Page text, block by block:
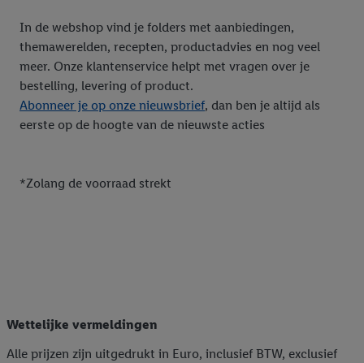
In de webshop vind je folders met aanbiedingen,
themawerelden, recepten, productadvies en nog veel
meer. Onze klantenservice helpt met vragen over je
bestelling, levering of product.
Abonneer je op onze nieuwsbrief, dan ben je altijd als
eerste op de hoogte van de nieuwste acties
*Zolang de voorraad strekt
Wettelijke vermeldingen
Alle prijzen zijn uitgedrukt in Euro, inclusief BTW, exclusief